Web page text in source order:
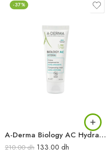
-37%
A-Derma Biology AC Hydra Crème compensatrice ultra-apaisante 40 ml
210.00dh 133.00 dh